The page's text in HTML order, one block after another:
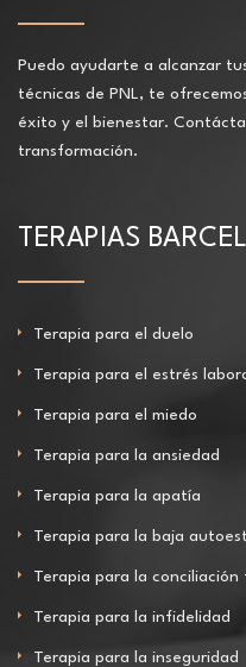
Puedo ayudarte a alcanzar
técnicas de PNL, te
éxito y el bienestar.
transformación.
TERAPIAS
Terapia para el duelo
Terapia para el estrés
Terapia para el miedo
Terapia para la ansiedad
Terapia para la apatía
Terapia para la baja
Terapia para la conciliación
Terapia para la infidelidad
Terapia para la inseguridad